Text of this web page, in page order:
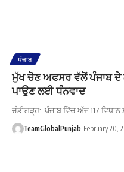
ਪੰਜਾਬ
ਮੁੱਖ ਚੋਣ ਅਫਸਰ ਵੱਲੋਂ ਪੰਜਾਬ ਦੇ
ਪਾਉਣ ਲਈ ਧੰਨਵਾਦ
ਚੰਡੀਗੜ੍ਹ: ਪੰਜਾਬ ਵਿੱਚ ਅੱਜ 117
TeamGlobalPunjab February 20,